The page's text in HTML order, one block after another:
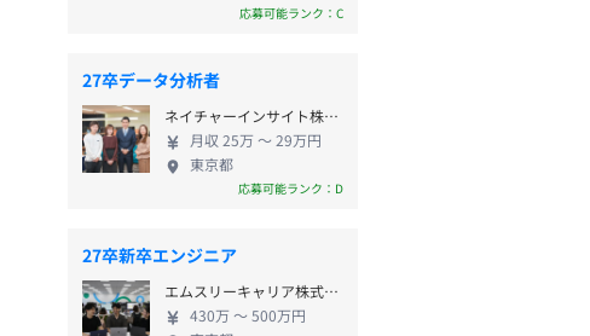
応募可能ランク：C
27卒データ分析者
ネイチャーインサイト株式会社
月収 25万 〜 29万円
東京都
応募可能ランク：D
27卒新卒エンジニア
エムスリーキャリア株式会社
430万 〜 500万円